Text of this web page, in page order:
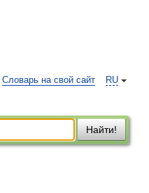
RU
Словарь на свой сайт
Найти!